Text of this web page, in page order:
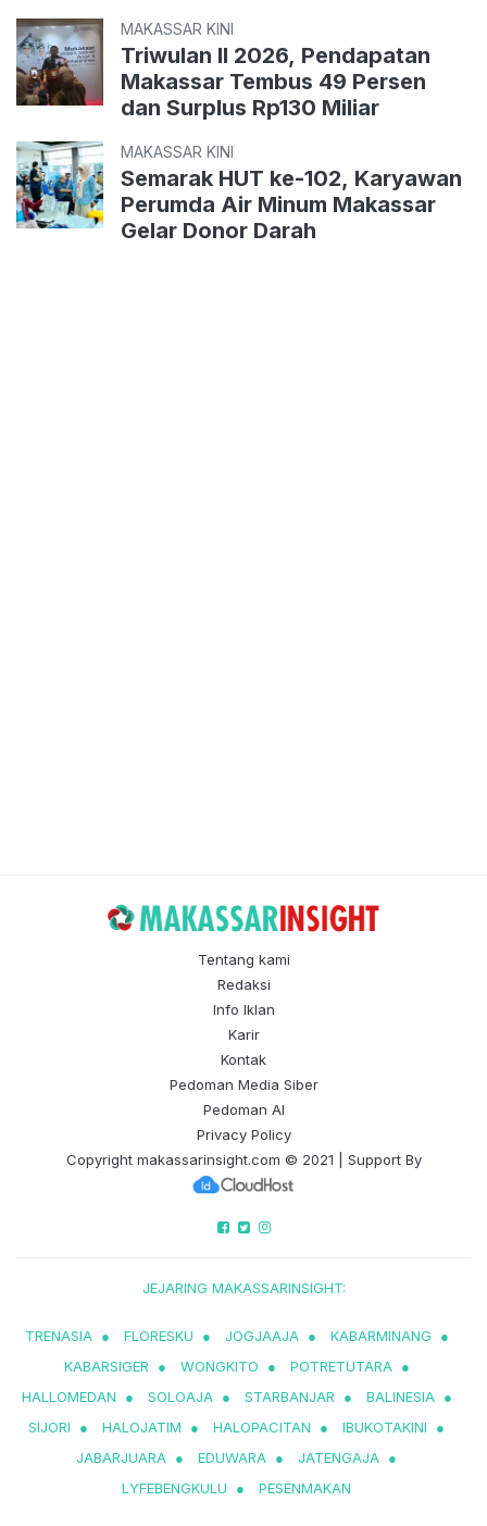
MAKASSAR KINI
Triwulan II 2026, Pendapatan
Makassar Tembus 49 Persen
dan Surplus Rp130 Miliar
MAKASSAR KINI
Semarak HUT ke-102, Karyawan
Perumda Air Minum Makassar
Gelar Donor Darah
Tentang kami
Redaksi
Info Iklan
Karir
Kontak
Pedoman Media Siber
Pedoman AI
Privacy Policy
Copyright makassarinsight.com © 2021 | Support By
JEJARING MAKASSARINSIGHT:
TRENASIA ● FLORESKU ● JOGJAAJA ● KABARMINANG
●
KABARSIGER ● WONGKITO ● POTRETUTARA ●
HALLOMEDAN
● SOLOAJA ● STARBANJAR ● BALINESIA ●
SIJORI
● HALOJATIM ● HALOPACITAN ● IBUKOTAKINI
●
JABARJUARA ● EDUWARA ● JATENGAJA ●
LYFEBENGKULU
● PESENMAKAN